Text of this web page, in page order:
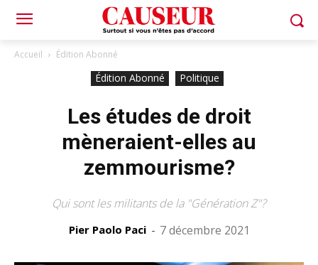
Accueil Édition Abonné
Édition Abonné Politique
Les études de droit
mèneraient-elles au
zemmourisme?
Qui sont les militants de la "Génération Z"?
Pier Paolo Paci - 7 décembre 2021